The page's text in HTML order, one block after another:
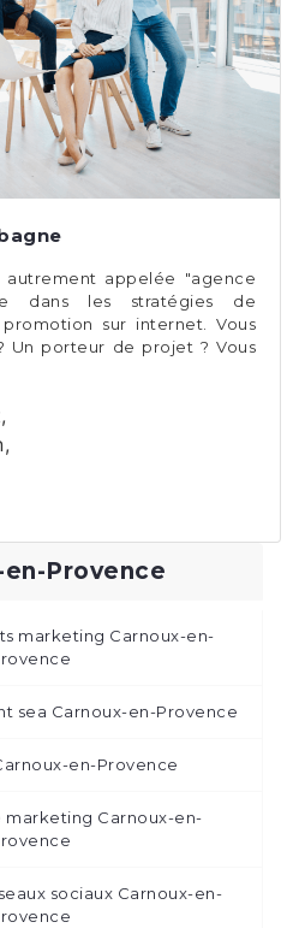
, autrement appelée "agence
dans les stratégies de
sur internet. Vous
Un porteur de projet ? Vous
en-Provence
marketing Carnoux-en-
sea Carnoux-en-Provence
en-Provence
Carnoux-en-
sociaux Carnoux-en-